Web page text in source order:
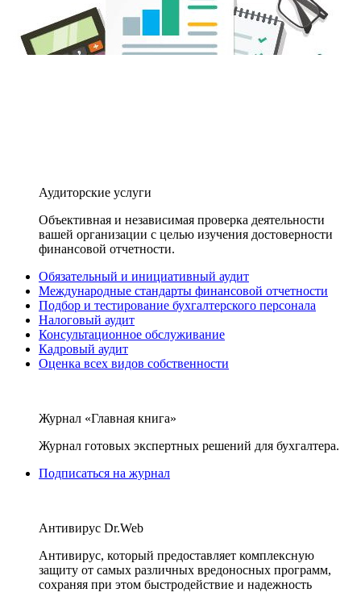
Аудиторские услуги
Объективная и независимая проверка деятельности
вашей организации с целью изучения достоверности
финансовой отчетности.
Обязательный и инициативный аудит
Международные стандарты финансовой отчетности
Подбор и тестирование бухгалтерского персонала
Налоговый аудит
Консультационное обслуживание
Кадровый аудит
Оценка всех видов собственности
Журнал «Главная книга»
Журнал готовых экспертных решений для бухгалтера.
Подписаться на журнал
Антивирус Dr.Web
Антивирус, который предоставляет комплексную
защиту от самых различных вредоносных программ,
сохраняя при этом быстродействие и надежность